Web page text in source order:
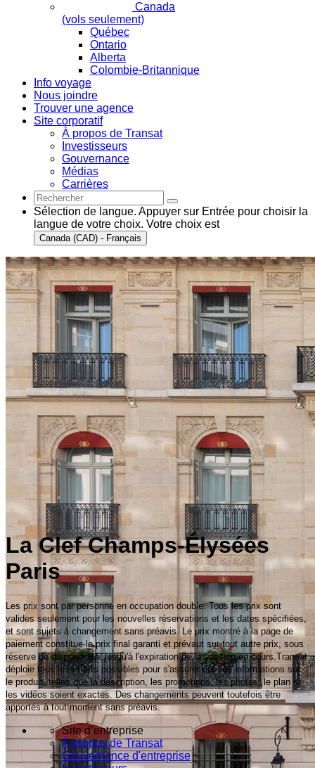
Canada
(vols seulement)
Québec
Ontario
Alberta
Colombie-Britannique
Info voyage
Nous joindre
Trouver une agence
Site corporatif
À propos de Transat
Investisseurs
Gouvernance
Médias
Carrières
Sélection de langue. Appuyer sur Entrée pour choisir la
langue de votre choix. Votre choix est
Canada (CAD) - Français
La Clef Champs-Élysées
Paris
Les prix sont par personne en occupation double. Tous les prix sont
valides seulement pour les nouvelles réservations et les dates spécifiées,
et sont sujets à changement sans préavis. Le prix montré à la page de
paiement constitue le prix final garanti et prévaut sur tout autre prix, sous
réserve de disponibilité, jusqu'à l'expiration de la session en cours.Transat
déploie tous les efforts possibles pour s'assurer que les informations sur
le produit, telles que la description, les promotions, les photos, le plan et
les vidéos soient exactes. Des changements peuvent toutefois être
apportés à tout moment sans préavis.
Site d’entreprise
À propos de Transat
Gouvernance d'entreprise